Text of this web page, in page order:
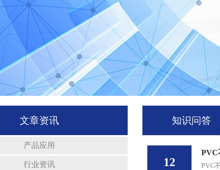
文章资讯
产品应用
行业资讯
知识问答
12
PVC
​PVC